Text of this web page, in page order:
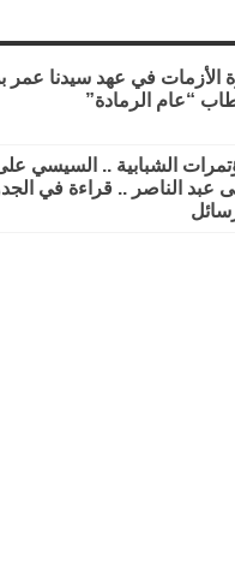
الأزمات في عهد سيدنا عمر
“عام الرمادة”
الشبابية .. السيسي
عبد الناصر .. قراءة في